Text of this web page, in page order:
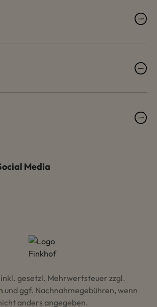
Media
gesetzl. Mehrwertsteuer zzgl.
und ggf. Nachnahmegebühren, wenn
anders angegeben.